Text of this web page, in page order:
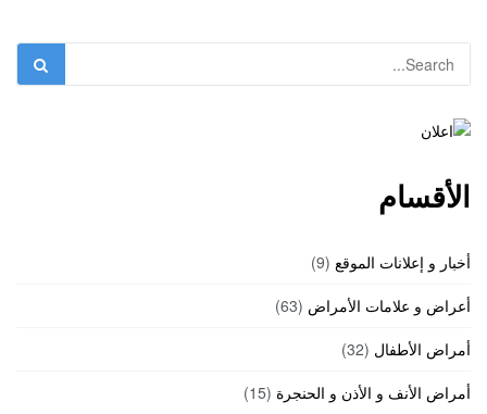
الأقسام
أخبار و إعلانات الموقع (9)
أعراض و علامات الأمراض (63)
أمراض الأطفال (32)
أمراض الأنف و الأذن و الحنجرة (15)